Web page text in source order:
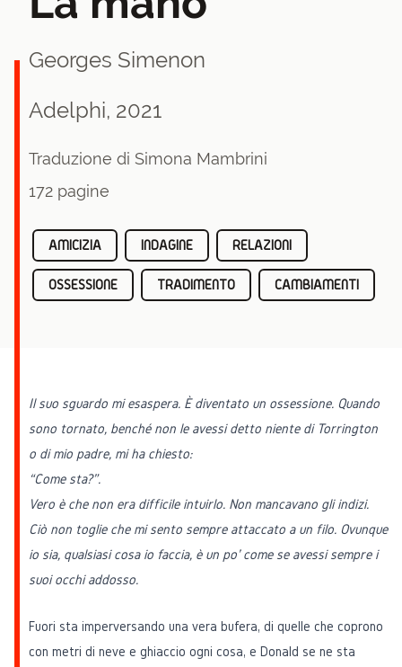
Georges Simenon
Adelphi, 2021
Traduzione di Simona Mambrini
172 pagine
AMICIZIA INDAGINE RELAZIONI
OSSESSIONE TRADIMENTO CAMBIAMENTI
Il suo sguardo mi esaspera. È diventato un ossessione. Quando
sono tornato, benché non le avessi detto niente di Torrington
o di mio padre, mi ha chiesto:
“Come sta?”.
Vero è che non era difficile intuirlo. Non mancavano gli indizi.
Ciò non toglie che mi sento sempre attaccato a un filo. Ovunque
io sia, qualsiasi cosa io faccia, è un po' come se avessi sempre i
suoi occhi addosso.
Fuori sta imperversando una vera bufera, di quelle che coprono
con metri di neve e ghiaccio ogni cosa, e Donald se ne sta